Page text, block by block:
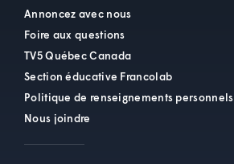
Annoncez avec nous
Foire aux questions
TV5 Québec Canada
Section éducative Francolab
Politique de renseignements personnels
Nous joindre